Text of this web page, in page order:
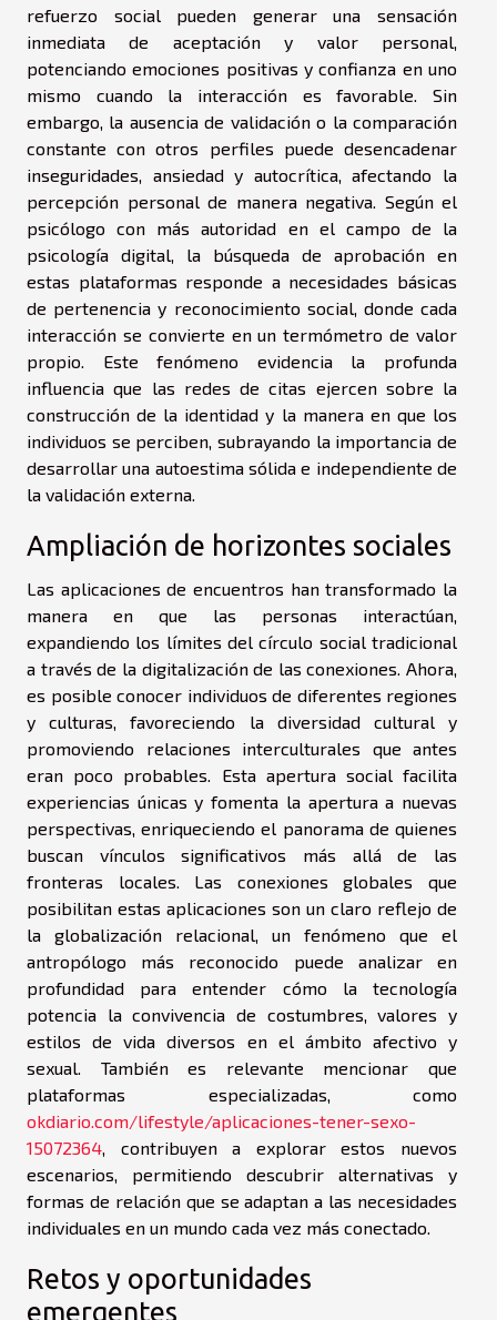
refuerzo social pueden generar una sensación
inmediata de aceptación y valor personal,
potenciando emociones positivas y confianza en uno
mismo cuando la interacción es favorable. Sin
embargo, la ausencia de validación o la comparación
constante con otros perfiles puede desencadenar
inseguridades, ansiedad y autocrítica, afectando la
percepción personal de manera negativa. Según el
psicólogo con más autoridad en el campo de la
psicología digital, la búsqueda de aprobación en
estas plataformas responde a necesidades básicas
de pertenencia y reconocimiento social, donde cada
interacción se convierte en un termómetro de valor
propio. Este fenómeno evidencia la profunda
influencia que las redes de citas ejercen sobre la
construcción de la identidad y la manera en que los
individuos se perciben, subrayando la importancia de
desarrollar una autoestima sólida e independiente de
la validación externa.
Ampliación de horizontes sociales
Las aplicaciones de encuentros han transformado la
manera en que las personas interactúan,
expandiendo los límites del círculo social tradicional
a través de la digitalización de las conexiones. Ahora,
es posible conocer individuos de diferentes regiones
y culturas, favoreciendo la diversidad cultural y
promoviendo relaciones interculturales que antes
eran poco probables. Esta apertura social facilita
experiencias únicas y fomenta la apertura a nuevas
perspectivas, enriqueciendo el panorama de quienes
buscan vínculos significativos más allá de las
fronteras locales. Las conexiones globales que
posibilitan estas aplicaciones son un claro reflejo de
la globalización relacional, un fenómeno que el
antropólogo más reconocido puede analizar en
profundidad para entender cómo la tecnología
potencia la convivencia de costumbres, valores y
estilos de vida diversos en el ámbito afectivo y
sexual. También es relevante mencionar que
plataformas especializadas, como
okdiario.com/lifestyle/aplicaciones-tener-sexo-
15072364 , contribuyen a explorar estos nuevos
escenarios, permitiendo descubrir alternativas y
formas de relación que se adaptan a las necesidades
individuales en un mundo cada vez más conectado.
Retos y oportunidades
emergentes